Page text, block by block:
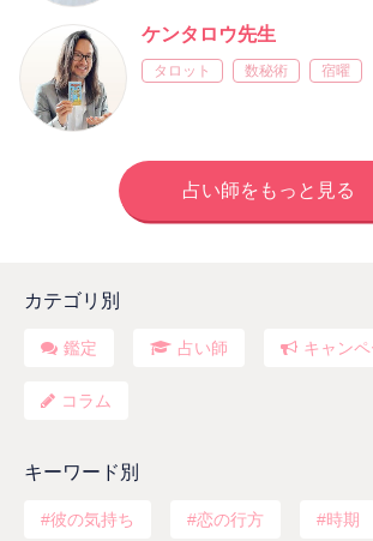
ケンタロウ先生
タロット 数秘術 宿曜
占い師をもっと見る
カテゴリ別
鑑定 占い師 キャン
コラム
キーワード別
彼の気持ち 恋の行方 時期